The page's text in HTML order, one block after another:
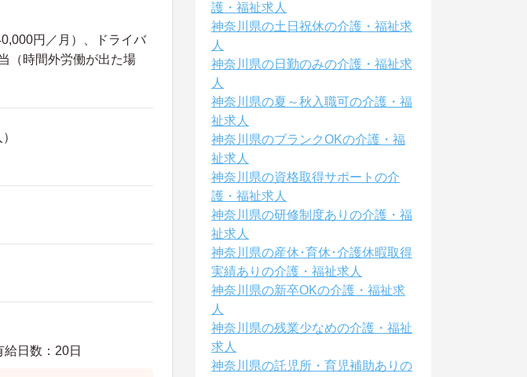
円／月）、ドライバ
（時間外労働が出た場
日数：20日
護・福祉求人
神奈川県の土日祝休の介護・福祉求
人
神奈川県の日勤のみの介護・福祉求
人
神奈川県の夏～秋入職可の介護・福
祉求人
神奈川県のブランクOKの介護・福
祉求人
神奈川県の資格取得サポートの介
護・福祉求人
神奈川県の研修制度ありの介護・福
祉求人
神奈川県の産休･育休･介護休暇取得
実績ありの介護・福祉求人
神奈川県の新卒OKの介護・福祉求
人
神奈川県の残業少なめの介護・福祉
求人
神奈川県の託児所・育児補助ありの